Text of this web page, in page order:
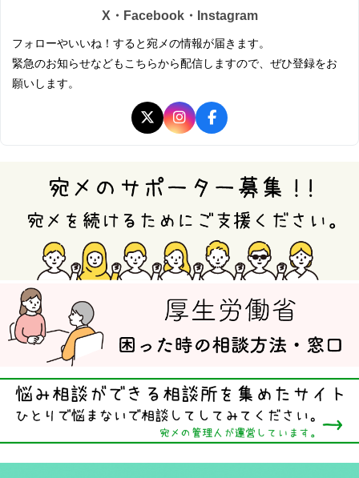
X・Facebook・Instagram
フォローやいいね！すると宛メの情報が届きます。
緊急のお知らせなどもこちらから配信しますので、ぜひ登録をお
願いします。